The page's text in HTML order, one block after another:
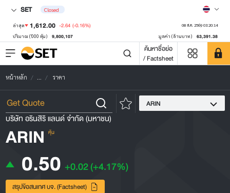
SET Closed
ล่าสุด 1,612.00 -2.64 (-0.16%) 08 ส.ค. 2569 03:20:14
ปริมาณ ('000 หุ้น) 9,800,107 มูลค่า (ล้านบาท) 63,391.38
ค้นหาชื่อย่อ
/ Factsheet
หน้าหลัก ... ราคา
ARIN
บริษัท อรินสิริ แลนด์ จำกัด (มหาชน)
ARIN หุ้น
0.50 +0.02(+4.17%)
สรุปข้อสนเทศ บจ. (Factsheet)